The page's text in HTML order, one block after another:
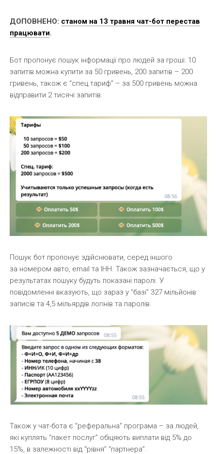
ДОПОВНЕНО: станом на 13 травня чат-бот перестав
працювати.
Бот пропонує пошук інформації про людей за гроші: 10
запитів можна купити за 50 гривень, 200 запитів – 200
гривень, також є “спец.тариф” – за 500 гривень можна
відправити 2 тисячі запитів.
Пошук бот пропонує здійснювати, серед іншого
за номером авто, email та ІНН. Також зазначається, що у
результатах пошуку будуть показані паролі. У
повідомленні вказують, що зараз у “базі” 327 мільйонів
записів та 4,5 мільярдів логінів та паролів.
Також у чат-бота є “реферальна” програма – за людей,
які куплять “пакет послуг” обіцяють виплати від 5% до
15%, в залежності від “рівня” “партнера”.